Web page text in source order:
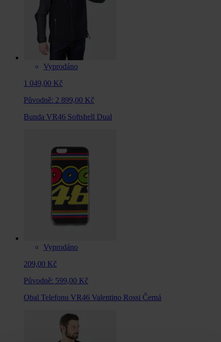
Vyprodáno
1 049,00 Kč
Původně: 2 899,00 Kč
Bunda VR46 Softshell Dual
Vyprodáno
209,00 Kč
Původně: 599,00 Kč
Obal Telefonu VR46 Valentino Rossi Černá